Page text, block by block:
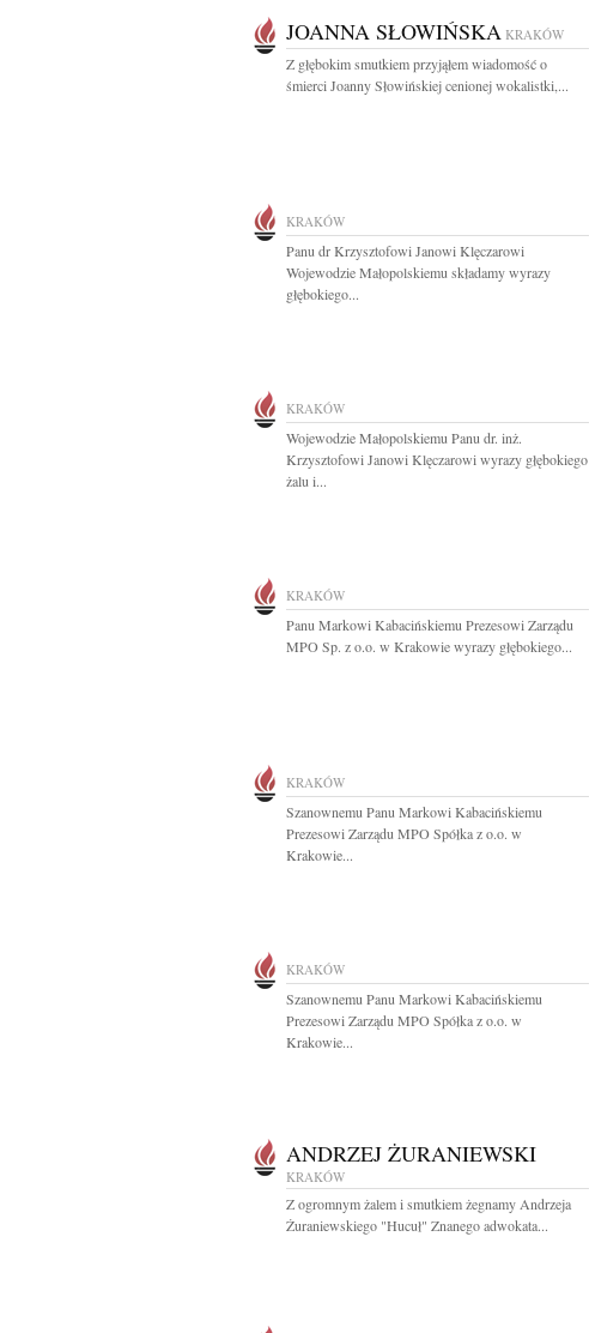
JOANNA SŁOWIŃSKA KRAKÓW
Z głębokim smutkiem przyjąłem wiadomość o
śmierci Joanny Słowińskiej cenionej wokalistki,...
KRAKÓW
Panu dr Krzysztofowi Janowi Klęczarowi
Wojewodzie Małopolskiemu składamy wyrazy
głębokiego...
KRAKÓW
Wojewodzie Małopolskiemu Panu dr. inż.
Krzysztofowi Janowi Klęczarowi wyrazy głębokiego
żalu i...
KRAKÓW
Panu Markowi Kabacińskiemu Prezesowi Zarządu
MPO Sp. z o.o. w Krakowie wyrazy głębokiego...
KRAKÓW
Szanownemu Panu Markowi Kabacińskiemu
Prezesowi Zarządu MPO Spółka z o.o. w
Krakowie...
KRAKÓW
Szanownemu Panu Markowi Kabacińskiemu
Prezesowi Zarządu MPO Spółka z o.o. w
Krakowie...
ANDRZEJ ŻURANIEWSKI
KRAKÓW
Z ogromnym żalem i smutkiem żegnamy Andrzeja
Żuraniewskiego "Hucuł" Znanego adwokata...